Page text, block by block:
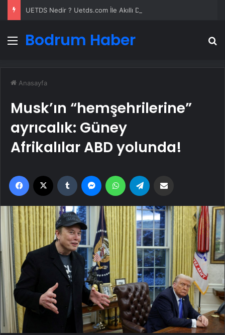
Menü
Bodrum Haber
Anasayfa
Musk’ın “hemşehrilerine”
ayrıcalık: Güney
Afrikalılar ABD yolunda!
Facebook Tumblr MessengerWhatsApp